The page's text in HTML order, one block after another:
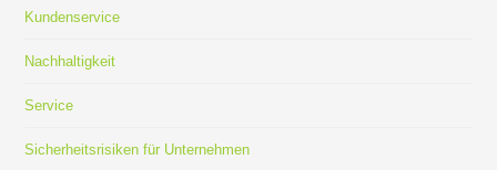
Kundenservice
Nachhaltigkeit
Service
Sicherheitsrisiken für Unternehmen